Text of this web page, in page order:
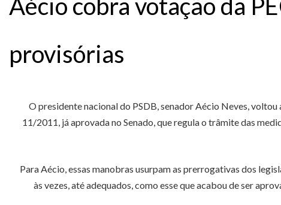
Aécio cobra votação da
provisórias
O presidente nacional do PSDB, senador Aécio Neves,
11/2011, já aprovada no Senado, que regula o trâmite das
Para Aécio, essas manobras usurpam as prerrogativas dos
às vezes, até adequados, como esse que acabou de ser